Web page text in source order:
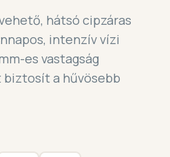
hátsó cipzáras
intenzív vízi
es vastagság
a hűvösebb